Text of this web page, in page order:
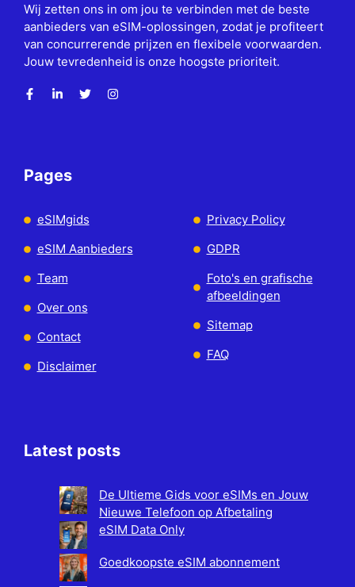
Wij zetten ons in om jou te verbinden met de beste
aanbieders van eSIM-oplossingen, zodat je profiteert
van concurrerende prijzen en flexibele voorwaarden.
Jouw tevredenheid is onze hoogste prioriteit.
Pages
eSIMgids
eSIM Aanbieders
Team
Over ons
Contact
Disclaimer
Privacy Policy
GDPR
Foto's en grafische
afbeeldingen
Sitemap
FAQ
Latest posts
De Ultieme Gids voor eSIMs en Jouw
Nieuwe Telefoon op Afbetaling
eSIM Data Only
Goedkoopste eSIM abonnement